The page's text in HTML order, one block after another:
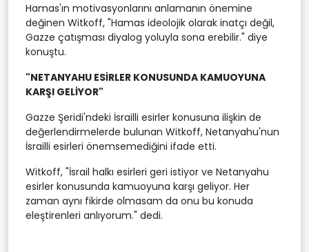
Hamas'ın motivasyonlarını anlamanın önemine
değinen Witkoff, "Hamas ideolojik olarak inatçı değil,
Gazze çatışması diyalog yoluyla sona erebilir." diye
konuştu.
"NETANYAHU ESİRLER KONUSUNDA KAMUOYUNA
KARŞI GELİYOR"
Gazze Şeridi'ndeki İsrailli esirler konusuna ilişkin de
değerlendirmelerde bulunan Witkoff, Netanyahu'nun
İsrailli esirleri önemsemediğini ifade etti.
Witkoff, "İsrail halkı esirleri geri istiyor ve Netanyahu
esirler konusunda kamuoyuna karşı geliyor. Her
zaman aynı fikirde olmasam da onu bu konuda
eleştirenleri anlıyorum." dedi.